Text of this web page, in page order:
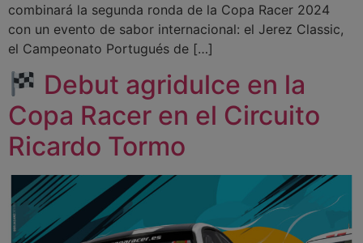
combinará la segunda ronda de la Copa Racer 2024
con un evento de sabor internacional: el Jerez Classic,
el Campeonato Portugués de […]
Debut agridulce en la
Copa Racer en el Circuito
Ricardo Tormo